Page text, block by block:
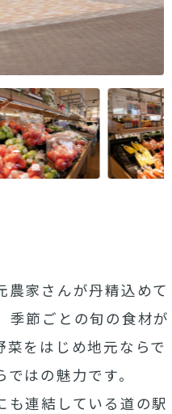
家さんが丹精込めて
季節ごとの旬の食材が
をはじめ地元ならで
はの魅力です。
連結している道の駅